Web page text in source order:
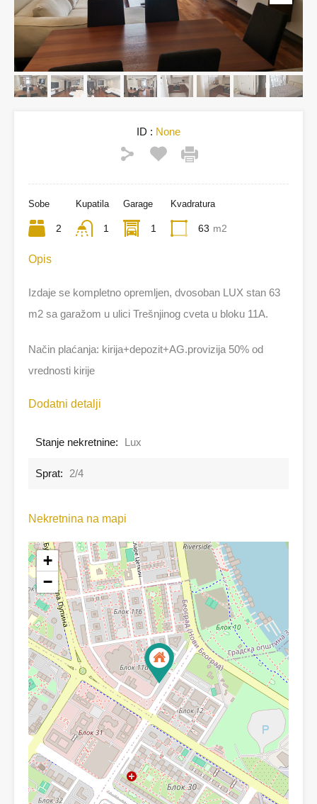
ID : None
Sobe
2
Kupatila
1
Garage
1
Kvadratura
63 m2
Opis
Izdaje se kompletno opremljen, dvosoban LUX stan 63
m2 sa garažom u ulici Trešnjinog cveta u bloku 11A.
Način plaćanja: kirija+depozit+AG.provizija 50% od
vrednosti kirije
Dodatni detalji
Stanje nekretnine: Lux
Sprat: 2/4
Nekretnina na mapi
+
−